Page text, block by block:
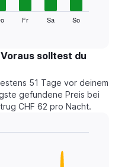
Fr Sa So
solltest du
51 Tage vor deinem
gefundene Preis bei
CHF 62 pro Nacht.